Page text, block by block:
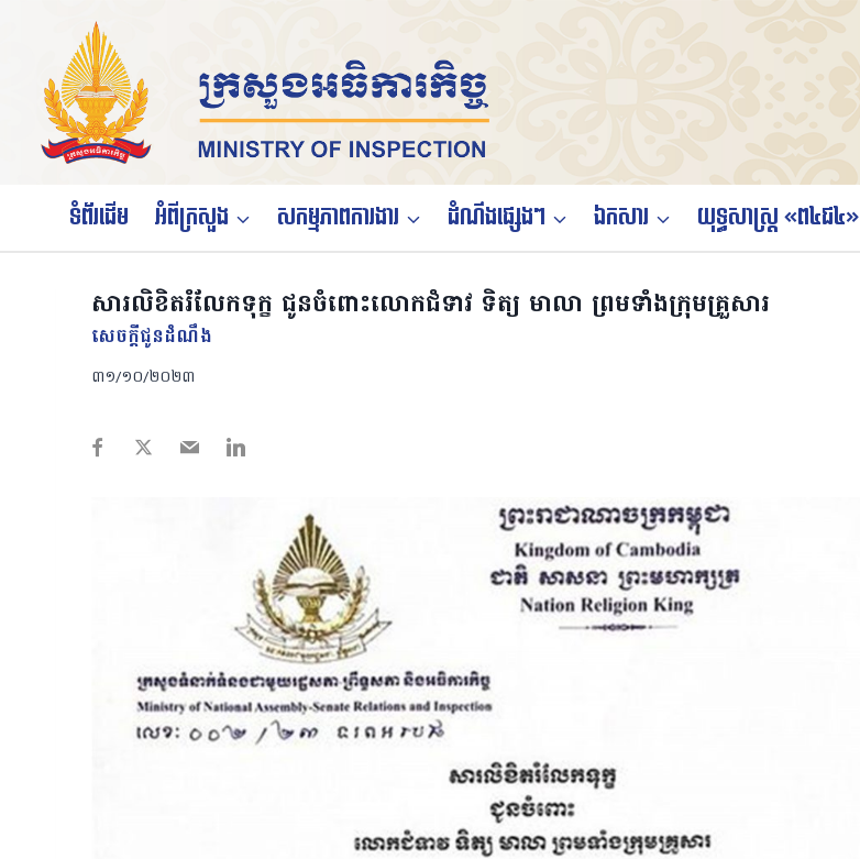
content
ទំព័រដើម អំពីក្រសួង សកម្មភាពការងារ ដំណឹងផ្សេងៗ ឯកសារ យុទ្ធសាស្ត្រ «ព៤ជ៤»
សារលិខិតរំលែកទុក្ខ ជូនចំពោះលោកជំទាវ ទិត្យ មាលា ព្រមទាំងក្រុមគ្រួសារ
សេចក្តីជូនដំណឹង
៣១/១០/២០២៣